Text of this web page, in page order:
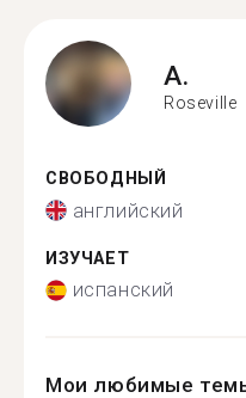
A.
Roseville
СВОБОДНЫЙ
английский
ИЗУЧАЕТ
испанский
Мои любимые